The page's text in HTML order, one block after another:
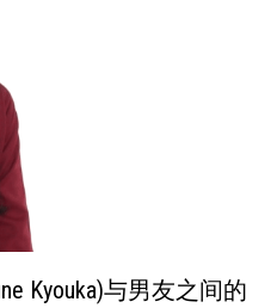
Kyouka)与男友之间的